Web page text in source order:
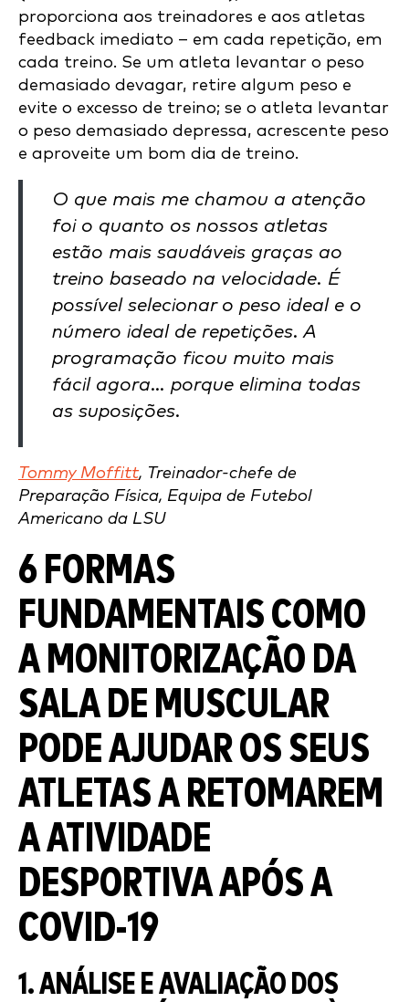
proporciona aos treinadores e aos atletas
feedback imediato – em cada repetição, em
cada treino. Se um atleta levantar o peso
demasiado devagar, retire algum peso e
evite o excesso de treino; se o atleta levantar
o peso demasiado depressa, acrescente peso
e aproveite um bom dia de treino.
O que mais me chamou a atenção
foi o quanto os nossos atletas
estão mais saudáveis graças ao
treino baseado na velocidade. É
possível selecionar o peso ideal e o
número ideal de repetições. A
programação ficou muito mais
fácil agora… porque elimina todas
as suposições.
Tommy Moffitt, Treinador-chefe de
Preparação Física, Equipa de Futebol
Americano da LSU
6 FORMAS
FUNDAMENTAIS COMO
A MONITORIZAÇÃO DA
SALA DE MUSCULAR
PODE AJUDAR OS SEUS
ATLETAS A RETOMAREM
A ATIVIDADE
DESPORTIVA APÓS A
COVID-19
1. ANÁLISE E AVALIAÇÃO DOS